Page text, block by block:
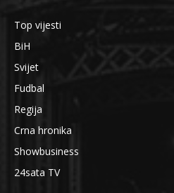
Top vijesti
BiH
Svijet
Fudbal
Regija
Crna hronika
Showbusiness
24sata TV